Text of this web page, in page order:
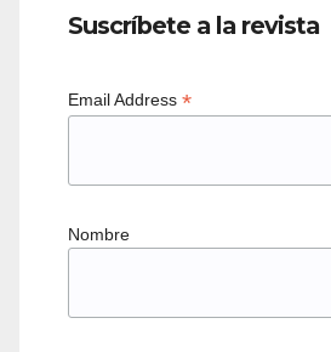
Suscríbete a la revista
Email Address *
Nombre